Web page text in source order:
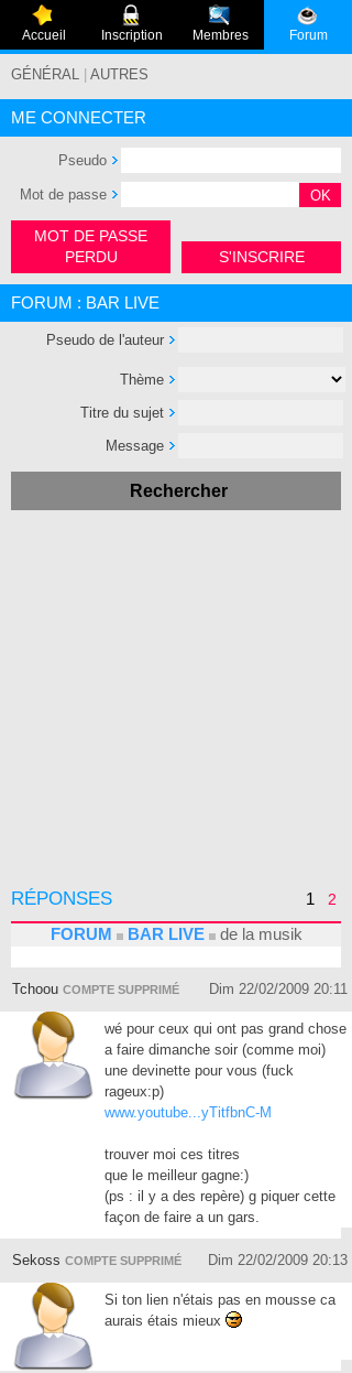
Accueil Inscription Membres Forum
GÉNÉRAL AUTRES
ME CONNECTER
Pseudo
Mot de passe
MOT DE PASSE
PERDU
S'INSCRIRE
FORUM : BAR LIVE
Pseudo de l'auteur
Thème
Titre du sujet
Message
RÉPONSES 1 2
FORUM BAR LIVE de la musik
Tchoou COMPTE SUPPRIMÉ Dim 22/02/2009 20:11
wé pour ceux qui ont pas grand chose
a faire dimanche soir (comme moi)
une devinette pour vous (fuck
rageux:p)
www.youtube...yTitfbnC-M
trouver moi ces titres
que le meilleur gagne:)
(ps : il y a des repère) g piquer cette
façon de faire a un gars.
Sekoss COMPTE SUPPRIMÉ Dim 22/02/2009 20:13
Si ton lien n'étais pas en mousse ca
aurais étais mieux